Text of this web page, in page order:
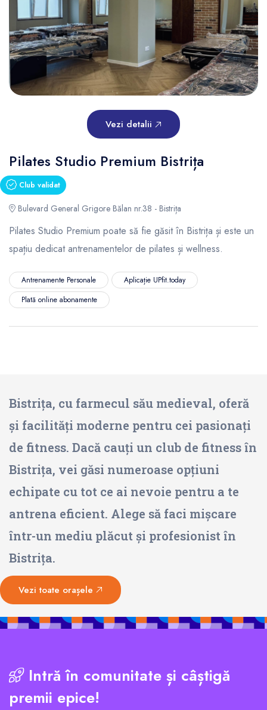
Vezi detalii
Pilates Studio Premium Bistrița
Club validat
Bulevard General Grigore Bălan nr.38 - Bistrița
Pilates Studio Premium poate să fie găsit în Bistrița și este un
spațiu dedicat antrenamentelor de pilates și wellness.
Antrenamente Personale
Aplicație UPfit.today
Plată online abonamente
Bistrița, cu farmecul său medieval, oferă
și facilități moderne pentru cei pasionați
de fitness. Dacă cauți un club de fitness în
Bistrița, vei găsi numeroase opțiuni
echipate cu tot ce ai nevoie pentru a te
antrena eficient. Alege să faci mișcare
într-un mediu plăcut și profesionist în
Bistrița.
Vezi toate orașele
Intră în comunitate și câștigă
premii epice!